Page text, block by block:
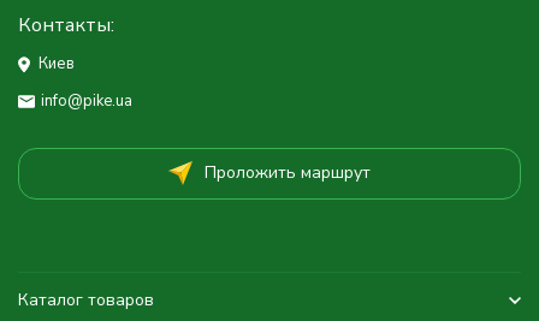
Контакты:
Киев
info@pike.ua
Проложить маршрут
Каталог товаров